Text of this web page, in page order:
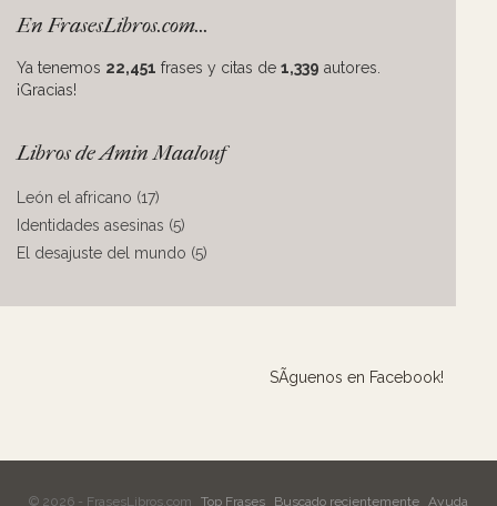
En FrasesLibros.com...
Ya tenemos 22,451 frases y citas de 1,339 autores.
¡Gracias!
Libros de Amin Maalouf
León el africano (17)
Identidades asesinas (5)
El desajuste del mundo (5)
SÃ­guenos en Facebook!
© 2026 - FrasesLibros.com Top Frases Buscado recientemente Ayuda